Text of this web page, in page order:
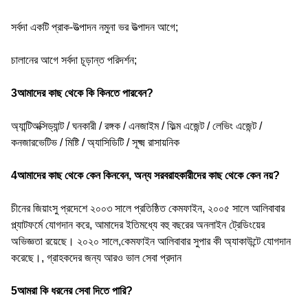
সর্বদা একটি প্রাক-উত্পাদন নমুনা ভর উত্পাদন আগে;
চালানের আগে সর্বদা চূড়ান্ত পরিদর্শন;
3আমাদের কাছ থেকে কি কিনতে পারবেন?
অ্যান্টিঅক্সিড্যান্ট / ঘনকারী / রঙ্গক / এনজাইম / ফিল্ম এজেন্ট / লেভিং এজেন্ট /
কনজারভেটিভ / মিষ্টি / অ্যাসিডিটি / সূক্ষ্ম রাসায়নিক
4আমাদের কাছ থেকে কেন কিনবেন, অন্য সরবরাহকারীদের কাছ থেকে কেন নয়?
চীনের জিয়াংসু প্রদেশে ২০০৩ সালে প্রতিষ্ঠিত কেমফাইন, ২০০৫ সালে আলিবাবার
প্ল্যাটফর্মে যোগদান করে, আমাদের ইতিমধ্যে বহু বছরের অনলাইন ট্রেডিংয়ের
অভিজ্ঞতা রয়েছে। ২০২০ সালে,কেমফাইন আলিবাবার সুপার কী অ্যাকাউন্টে যোগদান
করেছে।, গ্রাহকদের জন্য আরও ভাল সেবা প্রদান
5আমরা কি ধরনের সেবা দিতে পারি?